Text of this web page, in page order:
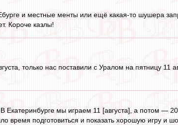
и местные менты или ещё какая-то шушера
Короче казлы!
только нас поставили с Уралом на пятницу 11
Екатеринбурге мы играем 11 [августа], а потом
время подготовиться и показать хорошую игру и